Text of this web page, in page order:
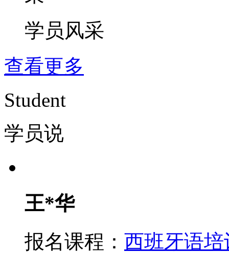
学员风采
查看更多
Student
学员说
王*华
报名课程： 西班牙语培